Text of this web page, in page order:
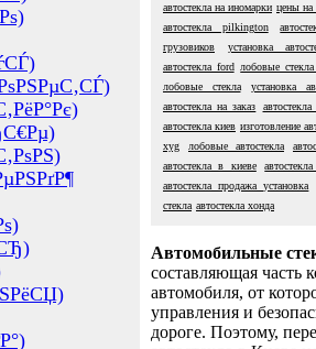
автостекла на иномарки цены на
автостекла pilkington
грузовиков
установка
автостекла ford лобовые стекла
лобовые стекла
установка
автостекла на заказ
автостекла киев изготовление
xyg
лобовые автостекла
автостекла в киеве
автостекла продажа установка
стекла автостекла хонда
Автомобильные
составляющая часть
автомобиля, от
управления и
дороге. Поэтому,